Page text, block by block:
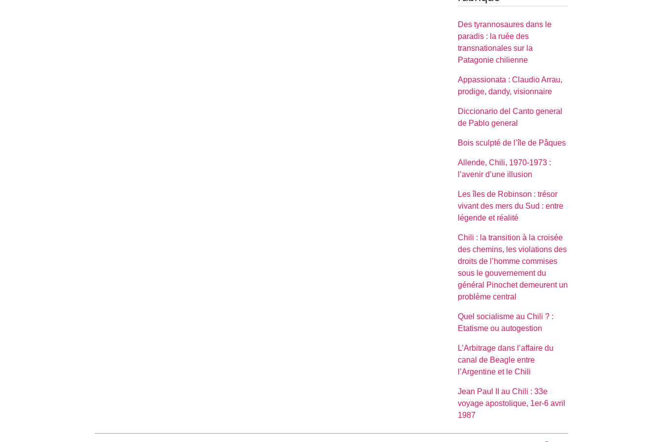
Des tyrannosaures dans le
paradis : la ruée des
transnationales sur la
Patagonie chilienne
Appassionata : Claudio Arrau,
prodige, dandy, visionnaire
Diccionario del Canto general
de Pablo general
Bois sculpté de l’île de Pâques
Allende, Chili, 1970-1973 :
l’avenir d’une illusion
Les îles de Robinson : trésor
vivant des mers du Sud : entre
légende et réalité
Chili : la transition à la croisée
des chemins, les violations des
droits de l’homme commises
sous le gouvernement du
général Pinochet demeurent un
problème central
Quel socialisme au Chili ? :
Etatisme ou autogestion
L’Arbitrage dans l’affaire du
canal de Beagle entre
l’Argentine et le Chili
Jean Paul II au Chili : 33e
voyage apostolique, 1er-6 avril
1987